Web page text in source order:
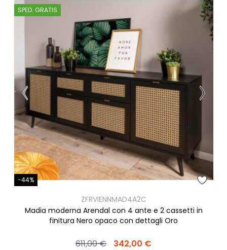
SPED. GRATIS
-44%
ZFRVIENNMAD4A2C
Madia moderna Arendal con 4 ante e 2 cassetti in
finitura Nero opaco con dettagli Oro
611,00 € 342,00 €